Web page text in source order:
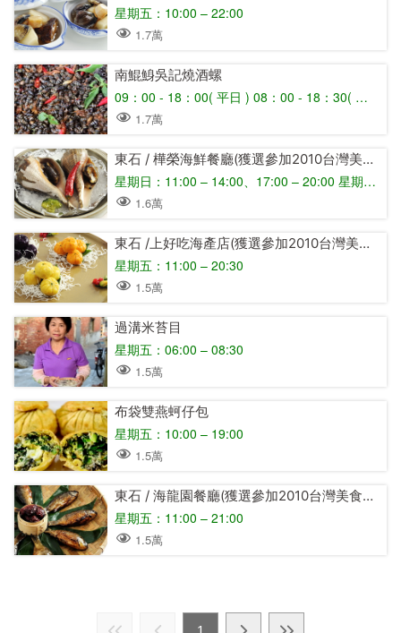
星期五：10:00 – 22:00
1.7萬
南鯤鯓吳記燒酒螺
09：00 - 18：00( 平日 ) 08：00 - 18：30( 假日 )
1.7萬
東石 / 樺榮海鮮餐廳(獲選參加2010台灣美食展特色餐廳)
星期日：11:00 – 14:00、17:00 – 20:00 星期一：11:00 – 14:00、17:00 – 20:00 星期二：11:00 – 14:00、17:00 – 20:00 星期三： 店休日 星期四：11:00 – 14:00、17:00 – 20:00 星期五：11:00 – 14:00、17:00 – 20:00 星期六：11:00 – 14:00、17:00 – 20:00
1.6萬
東石 /上好吃海產店(獲選參加2010台灣美食展特色餐廳)
星期五：11:00 – 20:30
1.5萬
過溝米苔目
星期五：06:00 – 08:30
1.5萬
布袋雙燕蚵仔包
星期五：10:00 – 19:00
1.5萬
東石 / 海龍園餐廳(獲選參加2010台灣美食展特色餐廳)
星期五：11:00 – 21:00
1.5萬